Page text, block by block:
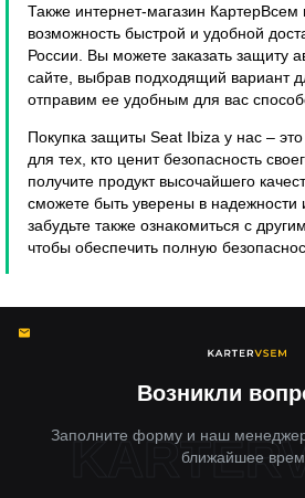
Также интернет-магазин КартерВсем
возможность быстрой и удобной
России. Вы можете заказать защиту
сайте, выбрав подходящий вариант
отправим ее удобным для вас
Покупка защиты Seat Ibiza у нас –
для тех, кто ценит безопасность
получите продукт высочайшего
сможете быть уверены в надежности
забудьте также ознакомиться с
чтобы обеспечить полную
Возникли
Заполните форму и наш
ближайшее